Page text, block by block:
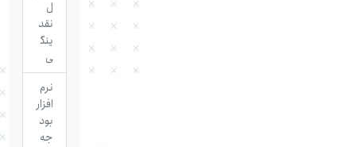
نقد
ینگ
ی
نرم
افزار
بود
جه